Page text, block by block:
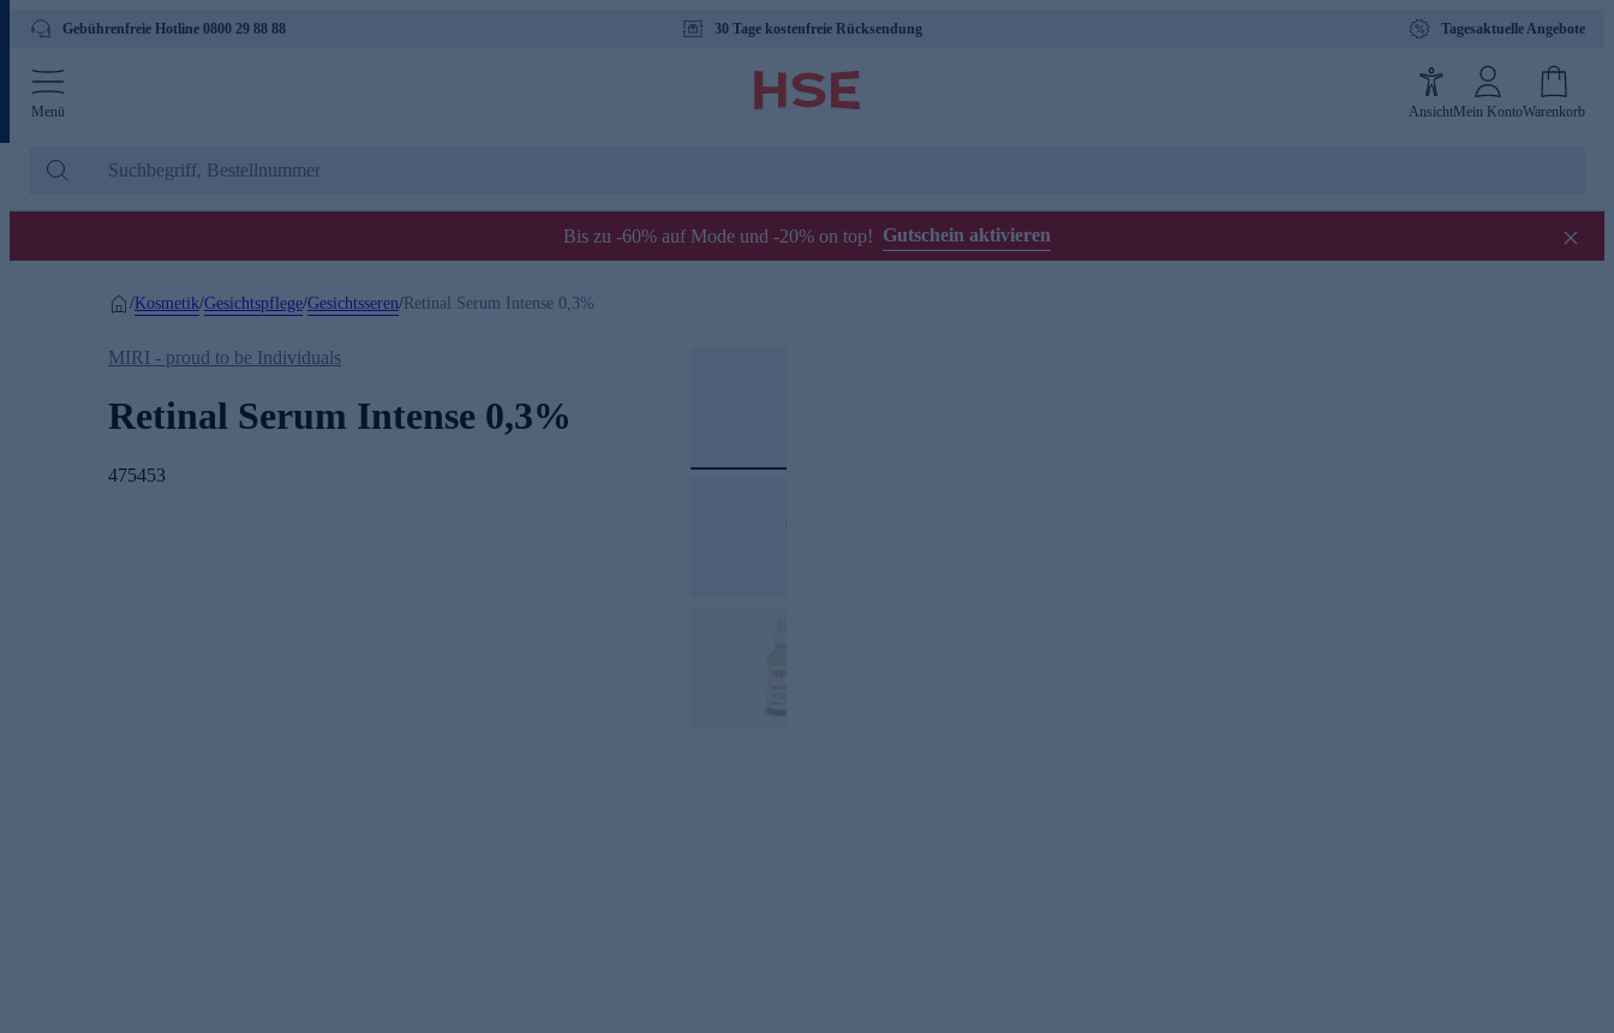
Gebührenfreie Hotline 0800 29 88 88 30 Tage kostenfreie Rücksendung Tagesaktuelle Angebote
Menü AnsichtMein KontoWarenkorb
Bis zu -60% auf Mode und -20% on top! Gutschein aktivieren
/Kosmetik/Gesichtspflege/Gesichtsseren/ Retinal Serum Intense 0,3%
MIRI - proud to be Individuals
Retinal Serum Intense 0,3%
475453